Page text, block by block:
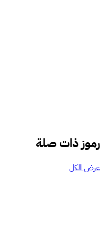
رموز ذات صلة
عرض الكل